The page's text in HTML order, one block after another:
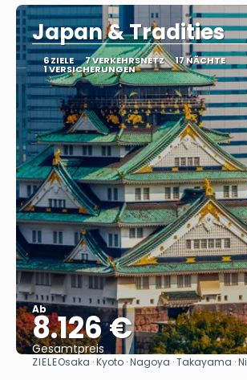
Japan & Tradities
6 ZIELE 7 VERKEHRSNETZ 17 NÄCHTE
1 VERSICHERUNGEN
Ab
8.126 €
Gesamtpreis
Sehen
ZIELEOsaka · Kyoto · Nagoya · Takayama ·